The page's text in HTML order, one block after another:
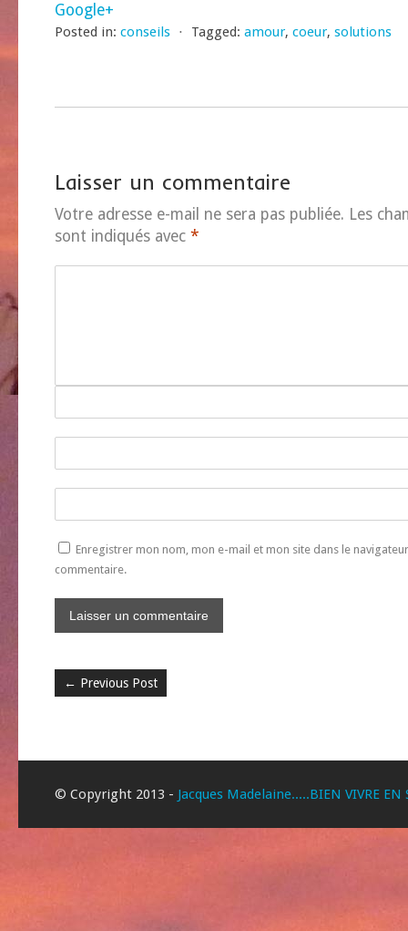
Google+
Posted in: conseils ⋅ Tagged: amour, coeur, solutions
Laisser un commentaire
Votre adresse e-mail ne sera pas publiée. Les
sont indiqués avec *
Enregistrer mon nom, mon e-mail et mon site dans le
commentaire.
← Previous Post
© Copyright 2013 - Jacques Madelaine.....BIEN VIVRE EN